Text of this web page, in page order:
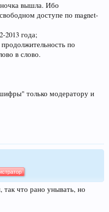
вышла. Ибо
доступе по magnet-
2013 года;
по
в слово.
только модератору и
что рано унывать, но